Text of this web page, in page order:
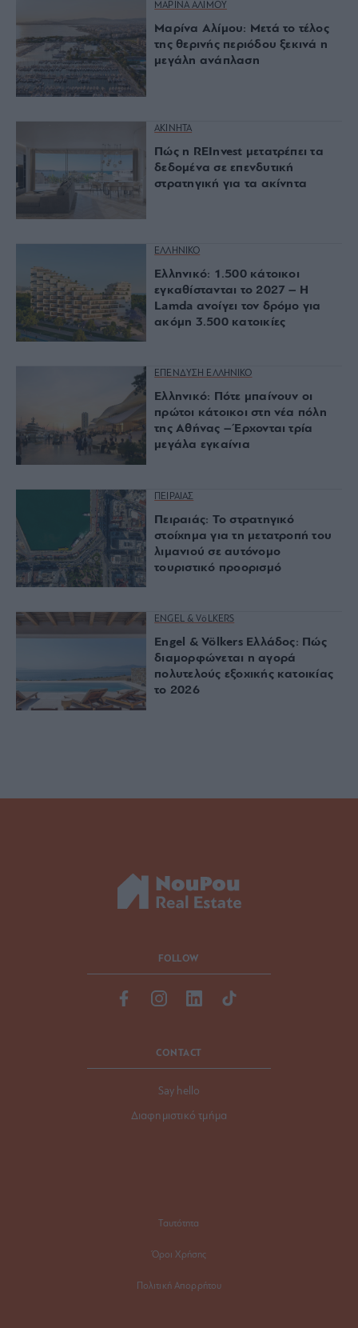
ΜΑΡΙΝΑ ΑΛΙΜΟΥ
Μαρίνα Αλίμου: Μετά το τέλος
της θερινής περιόδου ξεκινά η
μεγάλη ανάπλαση
ΑΚΙΝΗΤΑ
Πώς η REInvest μετατρέπει τα
δεδομένα σε επενδυτική
στρατηγική για τα ακίνητα
ΕΛΛΗΝΙΚΟ
Ελληνικό: 1.500 κάτοικοι
εγκαθίστανται το 2027 – Η
Lamda ανοίγει τον δρόμο για
ακόμη 3.500 κατοικίες
ΕΠΕΝΔΥΣΗ ΕΛΛΗΝΙΚΟ
Ελληνικό: Πότε μπαίνουν οι
πρώτοι κάτοικοι στη νέα πόλη
της Αθήνας – Έρχονται τρία
μεγάλα εγκαίνια
ΠΕΙΡΑΙΑΣ
Πειραιάς: Το στρατηγικό
στοίχημα για τη μετατροπή του
λιμανιού σε αυτόνομο
τουριστικό προορισμό
ENGEL & VöLKERS
Engel & Völkers Ελλάδος: Πώς
διαμορφώνεται η αγορά
πολυτελούς εξοχικής κατοικίας
το 2026
FOLLOW
CONTACT
Say hello
Διαφημιστικό τμήμα
Ταυτότητα
Όροι Χρήσης
Πολιτική Απορρήτου